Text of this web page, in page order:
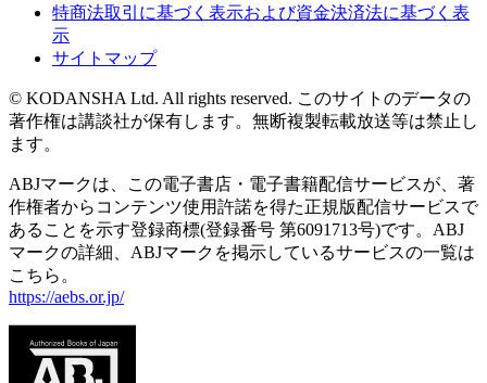
特商法取引に基づく表示および資金決済法に基づく表
示
サイトマップ
© KODANSHA Ltd. All rights reserved. このサイトのデータの
著作権は講談社が保有します。無断複製転載放送等は禁止し
ます。
ABJマークは、この電子書店・電子書籍配信サービスが、著
作権者からコンテンツ使用許諾を得た正規版配信サービスで
あることを示す登録商標(登録番号 第6091713号)です。ABJ
マークの詳細、ABJマークを掲示しているサービスの一覧は
こちら。
https://aebs.or.jp/